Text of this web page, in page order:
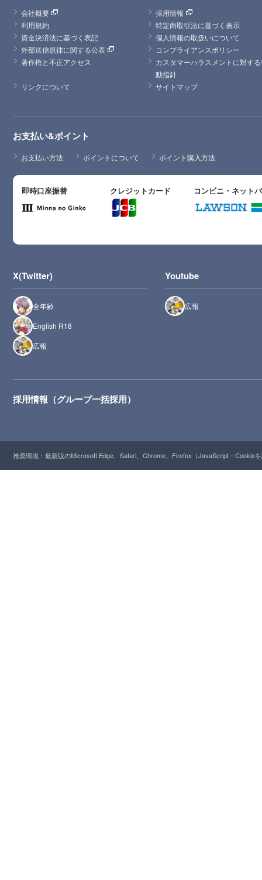
会社概要
採用情報
利用規約
特定商取引法に基づく表示
資金決済法に基づく表記
個人情報の取扱いについて
外部送信規律に関する公表
コンプライアンスポリシー
著作権と不正アクセス
カスタマーハラスメントに対す
動指針
リンクについて
サイトマップ
お支払い&ポイント
お支払い方法 ポイントについて ポイント購入方法
即時口座振替 クレジットカード コンビニ・ネット
X(Twitter)
全年齢
English R18
広報
Youtube
広報
採用情報（グループ一括採用）
推奨環境：最新版のMicrosoft Edge、Safari、Chrome、Firefox（JavaScript・Cookie